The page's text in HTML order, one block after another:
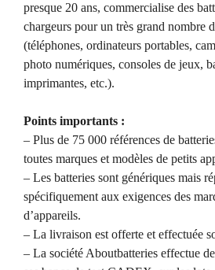
presque 20 ans, commercialise des
chargeurs pour un très grand nombre
(téléphones, ordinateurs portables,
photo numériques, consoles de jeux,
imprimantes, etc.).
Points importants :
– Plus de 75 000 références de
toutes marques et modèles de petits
– Les batteries sont génériques mais
spécifiquement aux exigences des
d’appareils.
– La livraison est offerte et effectuée
– La société Aboutbatteries effectue